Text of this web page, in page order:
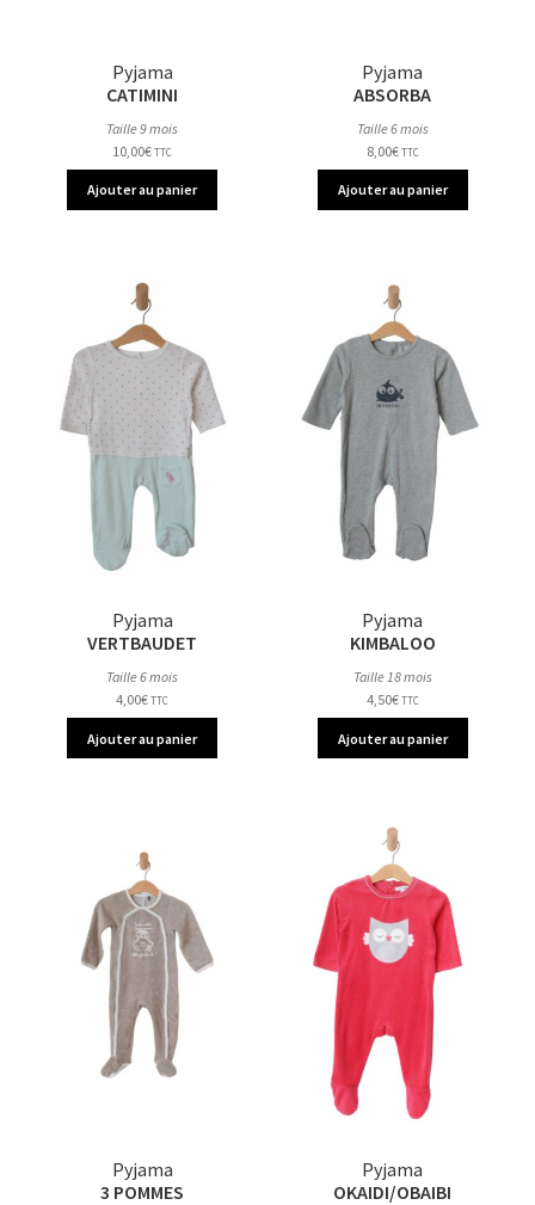
Pyjama
CATIMINI
Taille 9 mois
10,00€ TTC
Ajouter au panier
Pyjama
ABSORBA
Taille 6 mois
8,00€ TTC
Ajouter au panier
Pyjama
VERTBAUDET
Taille 6 mois
4,00€ TTC
Ajouter au panier
Pyjama
KIMBALOO
Taille 18 mois
4,50€ TTC
Ajouter au panier
Pyjama
3 POMMES
Pyjama
OKAIDI/OBAIBI